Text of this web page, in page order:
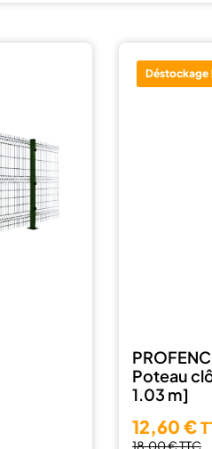
Déstockage
Poteau
1.03 m]
12,60 €
18,00 €TTC